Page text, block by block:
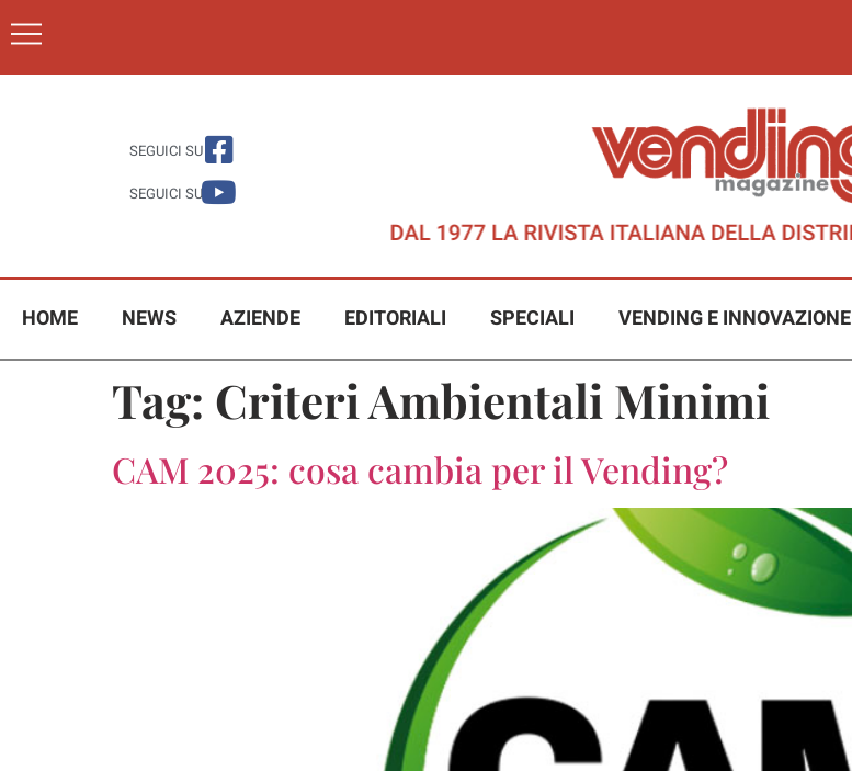
SEGUICI SU
SEGUICI SU
HOME NEWS AZIENDE EDITORIALI SPECIALI VENDING E INNOVAZIONE
Tag: Criteri Ambientali Minimi
CAM 2025: cosa cambia per il Vending?